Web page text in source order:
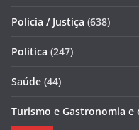
Policia / Justiça (638)
Política (247)
Saúde (44)
Turismo e Gastronomia e